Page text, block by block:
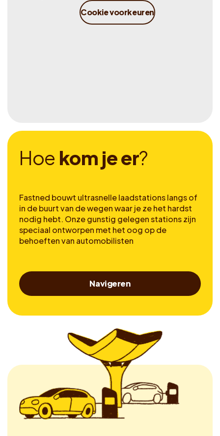
Cookie voorkeuren
Hoe kom jeer?
Fastned bouwt ultrasnelle laadstations langs of
in de buurt van de wegen waar je ze het hardst
nodig hebt. Onze gunstig gelegen stations zijn
speciaal ontworpen met het oog op de
behoeften van automobilisten
Navigeren